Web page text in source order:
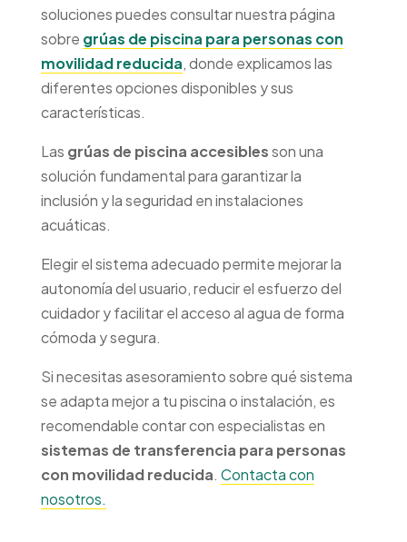
soluciones puedes consultar nuestra página
sobre grúas de piscina para personas con
movilidad reducida, donde explicamos las
diferentes opciones disponibles y sus
características.
Las grúas de piscina accesiblesson una
solución fundamental para garantizar la
inclusión y la seguridad en instalaciones
acuáticas.
Elegir el sistema adecuado permite mejorar la
autonomía del usuario, reducir el esfuerzo del
cuidador y facilitar el acceso al agua de forma
cómoda y segura.
Si necesitas asesoramiento sobre qué sistema
se adapta mejor a tu piscina o instalación, es
recomendable contar con especialistas en
sistemas de transferencia para personas
con movilidad reducida. Contacta con
nosotros.